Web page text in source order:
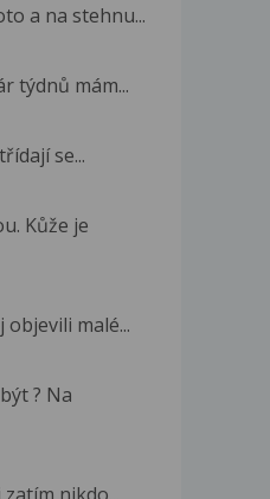
a na stehnu...
týdnů mám...
se...
Kůže je
malé...
? Na